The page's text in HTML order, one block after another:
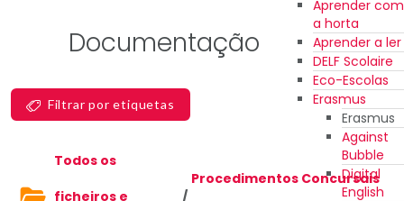
Aprender com
a horta
Aprender a ler
DELF Scolaire
Eco-Escolas
Erasmus
Erasmus
Against
Bubble
Digital
English
Documentação
Filtrar por etiquetas
Todos os
ficheiros e
/
Procedimentos Concursais